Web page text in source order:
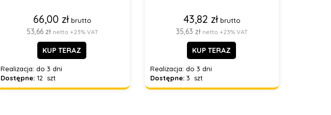
66,00 zł brutto
53,66 zł netto +23% VAT
KUP TERAZ
Realizacja: do 3 dni
Dostępne: 12 szt
43,82 zł brutto
35,63 zł netto +23% VAT
KUP TERAZ
Realizacja: do 3 dni
Dostępne:3 szt